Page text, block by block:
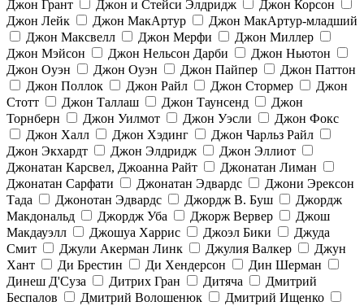
Джон Грант
Джон и Стейси Элдридж
Джон Корсон
Джон Лейк
Джон МакАртур
Джон МакАртур-младший
Джон Максвелл
Джон Мерфи
Джон Миллер
Джон Мэйсон
Джон Нельсон Дарби
Джон Ньютон
Джон Оуэн
Джон Оуэн Джон Пайпер
Джон Паттон
Джон Поллок
Джон Райл Джон Стормер
Джон
Стотт
Джон Таллаш Джон Таунсенд
Джон
Торнберн
Джон Уилмот Джон Уэсли
Джон Фокс
Джон Халл
Джон Хэдинг
Джон Чарльз Райл
Джон Экхардт
Джон Элдридж
Джон Эллиот
Джонатан Карсвел, Джоанна Райт
Джонатан Лиман
Джонатан Сарфати
Джонатан Эдвардс
Джони Эрексон
Тада
Джонотан Эдвардс Джордж В. Буш
Джордж
Макдональд
Джордж Уба Джорж Вервер
Джош
Макдауэлл
Джошуа Харрис Джоэл Бики
Джуда
Смит
Джули Акерман Линк Джулия Валкер
Джун
Хант
Ди Брестин Ди Хендерсон
Дин Шерман
Динеш Д'Суза
Дитрих Гран Дитяча
Дмитрий
Беспалов
Дмитрий Волошенюк
Дмитрий Ищенко